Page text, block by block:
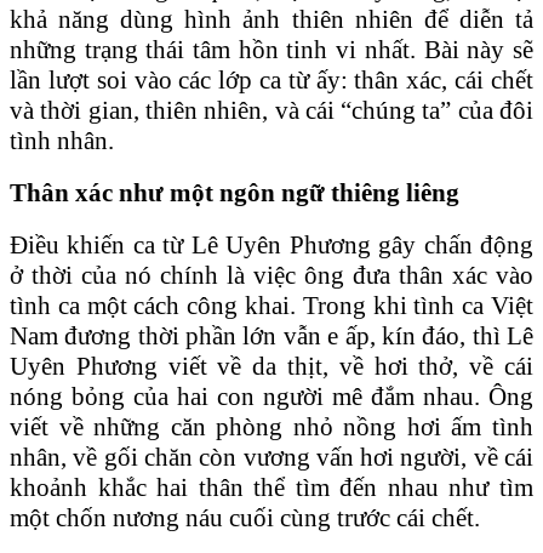
khả năng dùng hình ảnh thiên nhiên để diễn tả
những trạng thái tâm hồn tinh vi nhất. Bài này sẽ
lần lượt soi vào các lớp ca từ ấy: thân xác, cái chết
và thời gian, thiên nhiên, và cái “chúng ta” của đôi
tình nhân.
Thân xác như một ngôn ngữ thiêng liêng
Điều khiến ca từ Lê Uyên Phương gây chấn động
ở thời của nó chính là việc ông đưa thân xác vào
tình ca một cách công khai. Trong khi tình ca Việt
Nam đương thời phần lớn vẫn e ấp, kín đáo, thì Lê
Uyên Phương viết về da thịt, về hơi thở, về cái
nóng bỏng của hai con người mê đắm nhau. Ông
viết về những căn phòng nhỏ nồng hơi ấm tình
nhân, về gối chăn còn vương vấn hơi người, về cái
khoảnh khắc hai thân thể tìm đến nhau như tìm
một chốn nương náu cuối cùng trước cái chết.